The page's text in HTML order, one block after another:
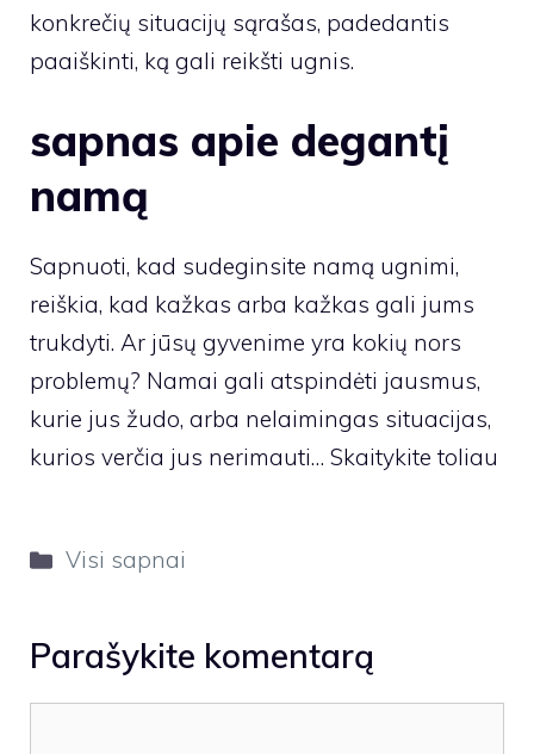
konkrečių situacijų sąrašas, padedantis
paaiškinti, ką gali reikšti ugnis.
sapnas apie degantį
namą
Sapnuoti, kad sudeginsite namą ugnimi,
reiškia, kad kažkas arba kažkas gali jums
trukdyti. Ar jūsų gyvenime yra kokių nors
problemų? Namai gali atspindėti jausmus,
kurie jus žudo, arba nelaimingas situacijas,
kurios verčia jus nerimauti… Skaitykite toliau
Kategorijos
Visi sapnai
Parašykite komentarą